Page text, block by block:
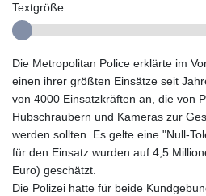
Textgröße:
Die Metropolitan Police erklärte im
einen ihrer größten Einsätze seit
von 4000 Einsatzkräften an, die von
Hubschraubern und Kameras zur
werden sollten. Es gelte eine "Null-
für den Einsatz wurden auf 4,5
Euro) geschätzt.
Die Polizei hatte für beide